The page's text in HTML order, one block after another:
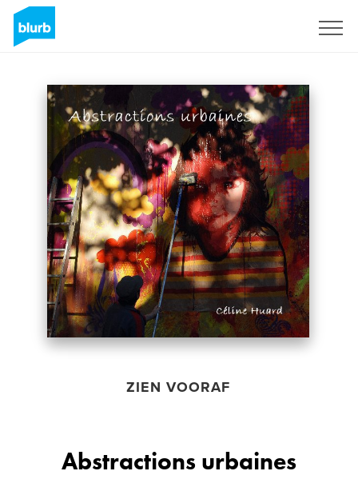
ZIEN VOORAF
Abstractions urbaines